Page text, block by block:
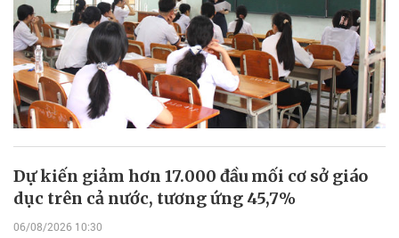
Dự kiến giảm hơn 17.000 đầu mối cơ sở giáo
dục trên cả nước, tương ứng 45,7%
06/08/2026 10:30